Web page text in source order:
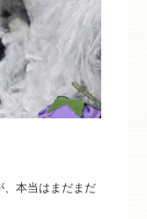
、本当はまだまだ